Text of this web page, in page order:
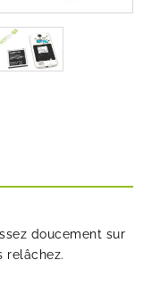
doucement sur
relâchez.